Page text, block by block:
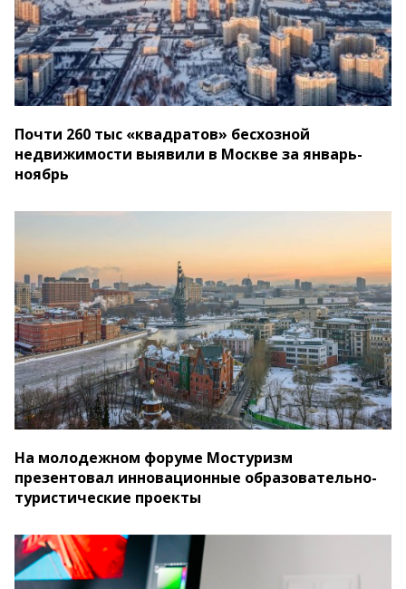
Почти 260 тыс «квадратов» бесхозной
недвижимости выявили в Москве за январь-
ноябрь
На молодежном форуме Мостуризм
презентовал инновационные образовательно-
туристические проекты